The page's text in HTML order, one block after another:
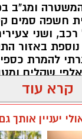
בפרשת
אלדר דיין ז"ל,
ישראל
כי הגופה
הליך הזיהוי
ומג"ב
חשפה סמים
ושני
נוספת באזור
להמרת
שקלים
הכל.
קרא עוד
יעניין אותך גם